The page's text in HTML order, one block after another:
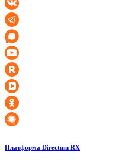
Платформа Directum RX